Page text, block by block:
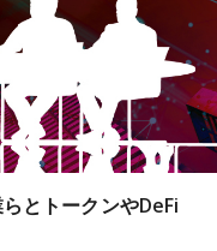
とトークンやDeFi